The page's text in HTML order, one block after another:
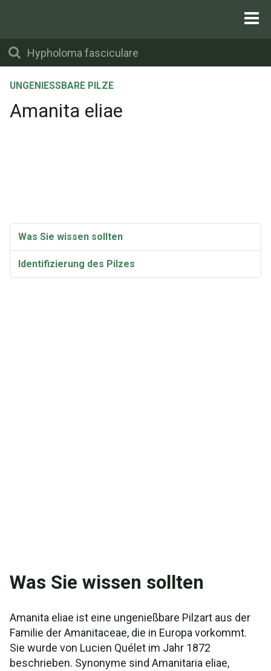
UNGENIESSBARE PILZE
Amanita eliae
Was Sie wissen sollten
Identifizierung des Pilzes
Was Sie wissen sollten
Amanita eliae ist eine ungenießbare Pilzart aus der
Familie der Amanitaceae, die in Europa vorkommt.
Sie wurde von Lucien Quélet im Jahr 1872
beschrieben. Synonyme sind Amanitaria eliae,